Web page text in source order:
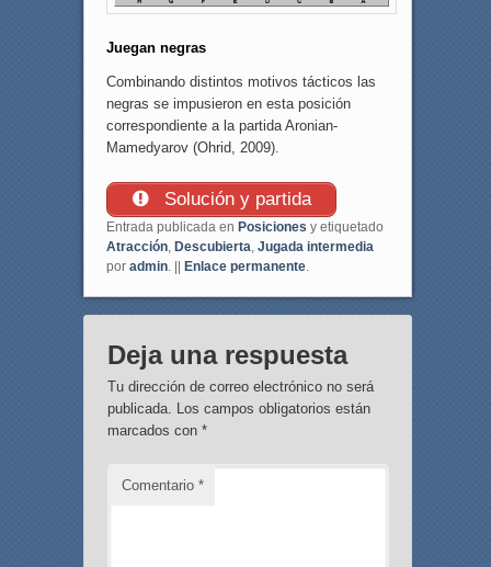
Juegan negras
Combinando distintos motivos tácticos las
negras se impusieron en esta posición
correspondiente a la partida Aronian-
Mamedyarov (Ohrid, 2009).
Solución y partida
Entrada publicada en Posiciones y etiquetado
Atracción, Descubierta, Jugada intermedia
por admin. || Enlace permanente.
Deja una respuesta
Tu dirección de correo electrónico no será
publicada. Los campos obligatorios están
marcados con *
Comentario *